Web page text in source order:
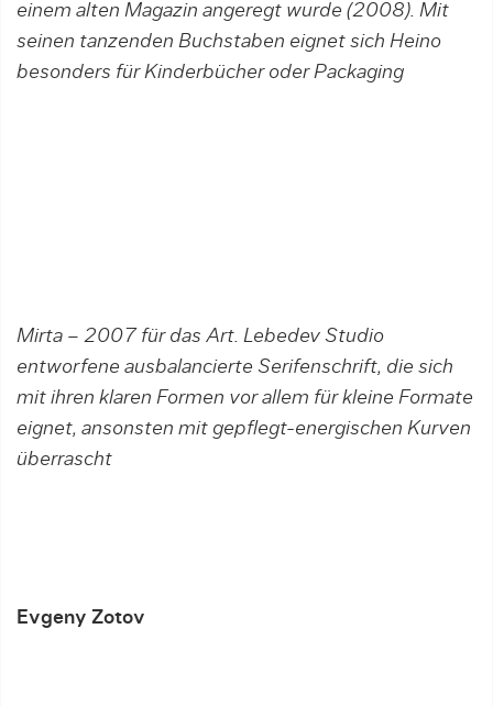
einem alten Magazin angeregt wurde (2008). Mit
seinen tanzenden Buchstaben eignet sich Heino
besonders für Kinderbücher oder Packaging
Mirta – 2007 für das Art. Lebedev Studio
entworfene ausbalancierte Serifenschrift, die sich
mit ihren klaren Formen vor allem für kleine Formate
eignet, ansonsten mit gepflegt-energischen Kurven
überrascht
Evgeny Zotov